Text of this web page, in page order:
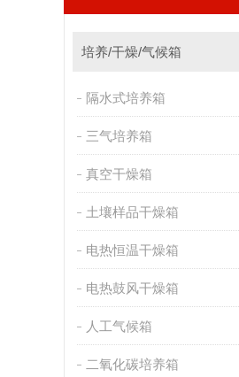
培养/干燥/气候箱
隔水式培养箱
三气培养箱
真空干燥箱
土壤样品干燥箱
电热恒温干燥箱
电热鼓风干燥箱
人工气候箱
二氧化碳培养箱